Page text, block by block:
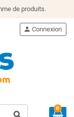
de produits.
person Connexion
0